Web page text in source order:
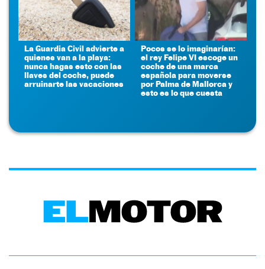
La Guardia Civil advierte a
quienes van a la playa:
nunca hagas esto con las
llaves del coche, puede
arruinarte las vacaciones
Pocos se lo imaginarían:
el rey Felipe VI escoge un
coche de una marca
española para moverse
por Palma de Mallorca y
esto es lo que cuesta